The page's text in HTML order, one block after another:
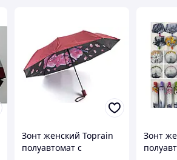
Зонт женский Toprain
полуавтомат с
Зонт